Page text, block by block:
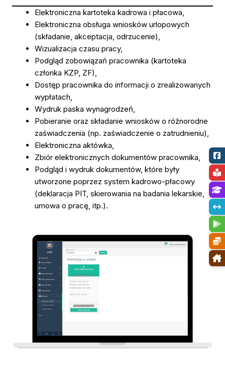
Elektroniczna kartoteka kadrowa i płacowa,
Elektroniczna obsługa wniosków urlopowych
(składanie, akceptacja, odrzucenie),
Wizualizacja czasu pracy,
Podgląd zobowiązań pracownika (kartoteka
członka KZP, ZF),
Dostęp pracownika do informacji o zrealizowanych
wypłatach,
Wydruk paska wynagrodzeń,
Pobieranie oraz składanie wniosków o różnorodne
zaświadczenia (np. zaświadczenie o zatrudnieniu),
Elektroniczna aktówka,
Zbiór elektronicznych dokumentów pracownika,
Podgląd i wydruk dokumentów, które były
utworzone poprzez system kadrowo-płacowy
(deklaracja PIT, skierowania na badania lekarskie,
umowa o pracę, itp.).